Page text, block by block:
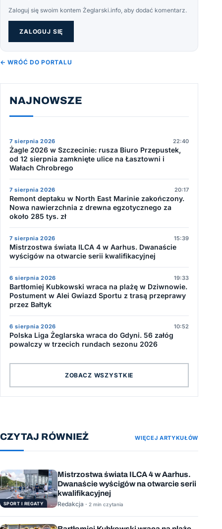
Zaloguj się swoim kontem Żeglarski.info, aby dodać komentarz.
ZALOGUJ SIĘ
← WRÓĆ DO PORTALU
NAJNOWSZE
7 sierpnia 2026 22:40
Żagle 2026 w Szczecinie: rusza Biuro Przepustek,
od 12 sierpnia zamknięte ulice na Łasztowni i
Wałach Chrobrego
7 sierpnia 2026 20:17
Remont deptaku w North East Marinie zakończony.
Nowa nawierzchnia z drewna egzotycznego za
około 285 tys. zł
7 sierpnia 2026 15:39
Mistrzostwa świata ILCA 4 w Aarhus. Dwanaście
wyścigów na otwarcie serii kwalifikacyjnej
6 sierpnia 2026 19:33
Bartłomiej Kubkowski wraca na plażę w Dziwnowie.
Postument w Alei Gwiazd Sportu z trasą przeprawy
przez Bałtyk
6 sierpnia 2026 10:52
Polska Liga Żeglarska wraca do Gdyni. 56 załóg
powalczy w trzecich rundach sezonu 2026
ZOBACZ WSZYSTKIE
CZYTAJ RÓWNIEŻ WIĘCEJ ARTYKUŁÓW
SPORT I REGATY
Mistrzostwa świata ILCA 4 w Aarhus.
Dwanaście wyścigów na otwarcie serii
kwalifikacyjnej
Redakcja · 2 min czytania